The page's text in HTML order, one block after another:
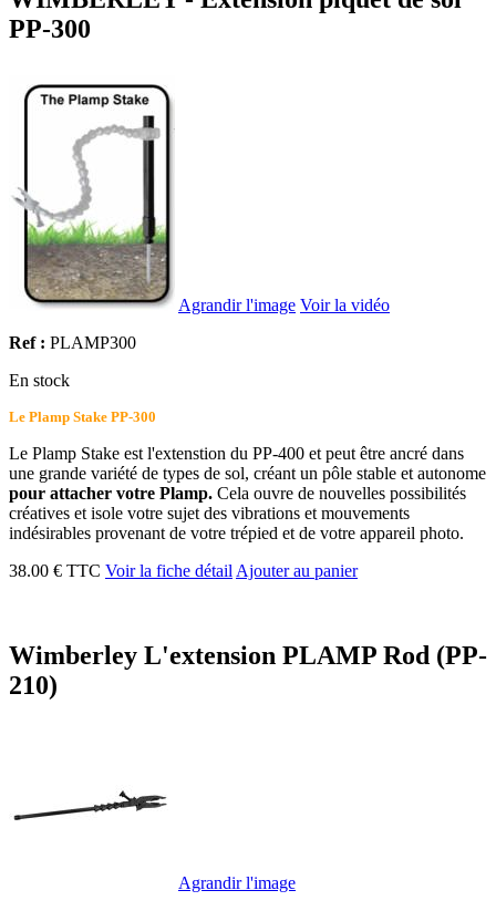
PP-300
Agrandir l'image Voir la vidéo
Ref : PLAMP300
En stock
Le Plamp Stake PP-300
Le Plamp Stake est l'extenstion du PP-400 et peut être ancré dans
une grande variété de types de sol, créant un pôle stable et autonome
pour attacher votre Plamp. Cela ouvre de nouvelles possibilités
créatives et isole votre sujet des vibrations et mouvements
indésirables provenant de votre trépied et de votre appareil photo.
38.00 € TTC Voir la fiche détail Ajouter au panier
Wimberley L'extension PLAMP Rod (PP-
210)
Agrandir l'image